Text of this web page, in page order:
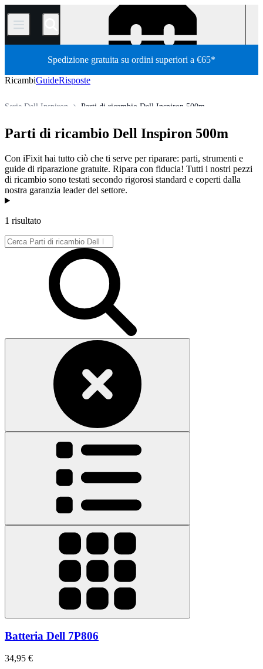
/
Spedizione gratuita su ordini superiori a €65*
RicambiGuideRisposte
Parti di ricambio Dell Inspiron 500m
Serie Dell Inspiron
Parti di ricambio Dell Inspiron 500m
Con iFixit hai tutto ciò che ti serve per riparare: parti, strumenti e
guide di riparazione gratuite. Ripara con fiducia! Tutti i nostri pezzi
di ricambio sono testati secondo rigorosi standard e coperti dalla
nostra garanzia leader del settore.
Prodotti
1 risultato
Batteria Dell 7P806
34,95 €